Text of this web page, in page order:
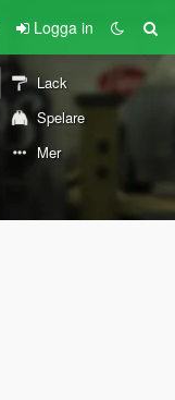
Logga in
Lack
Spelare
Mer